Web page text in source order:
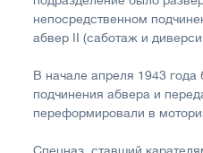
непосредственном
абвер II (саботаж и
В начале апреля 1943
подчинения абвера и
переформировали в